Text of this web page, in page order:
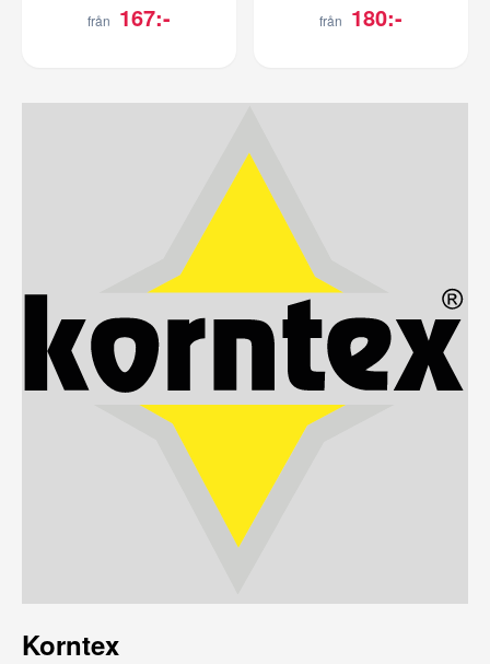
från 167:- från 180:-
Korntex